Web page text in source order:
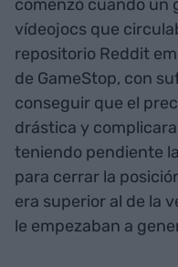
comenzó cuando un
vídeojocs que
repositorio Reddit
de GameStop, con
conseguir que el
drástica y
teniendo pendiente
para cerrar la
era superior al de la
le empezaban a